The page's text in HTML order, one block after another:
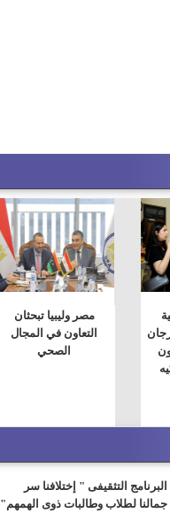
مصر وليبيا تبحثان
التعاون في المجال
الصحي
البرنامج التثقيفى " إختلافنا سر
جمالنا لطلاب وطالبات ذوى الهمهم"